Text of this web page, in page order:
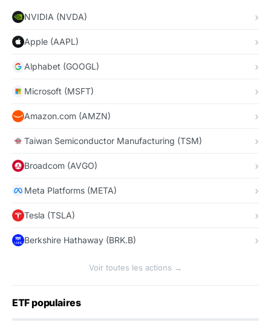
NVIDIA (NVDA)
Apple (AAPL)
Alphabet (GOOGL)
Microsoft (MSFT)
Amazon.com (AMZN)
Taiwan Semiconductor Manufacturing (TSM)
Broadcom (AVGO)
Meta Platforms (META)
Tesla (TSLA)
Berkshire Hathaway (BRK.B)
Voir toutes les actions →
ETF populaires